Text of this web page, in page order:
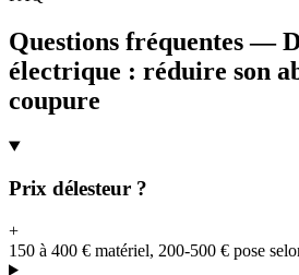
Questions fréquentes —
électrique : réduire son
coupure
Prix délesteur ?
+
150 à 400 € matériel, 200-500 € pose